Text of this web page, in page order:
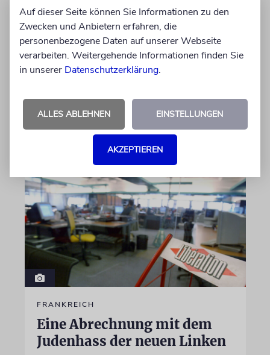
Michael Douglas ist
Ehrenbotschafter Mallorcas
Der Hollywood-Star mit jüdischem
Familienhintergrund wird für seine enge
Engagement für deren kulturelles Erbe geehrt
06.08.2026
FRANKREICH
Eine Abrechnung mit dem
Judenhass der neuen Linken
Auf dieser Seite können Sie Informationen zu den
Zwecken und Anbietern erfahren, die
personenbezogene Daten auf unserer Webseite
verarbeiten. Weitergehende Informationen finden Sie
in unserer Datenschutzerklärung.
ALLES ABLEHNEN EINSTELLUNGEN
AKZEPTIEREN